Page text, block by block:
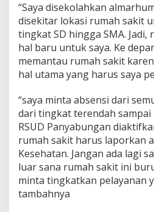
“Saya disekolahkan
disekitar lokasi rumah sakit
tingkat SD hingga SMA.
hal baru untuk saya. Ke
memantau rumah sakit
hal utama yang harus saya
“saya minta absensi dari
dari tingkat terendah
RSUD Panyabungan
rumah sakit harus laporkan
Kesehatan. Jangan ada lagi
luar sana rumah sakit ini
minta tingkatkan pelayanan
tambahnya